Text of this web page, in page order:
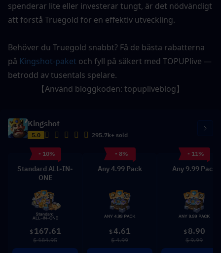
spenderar lite eller investerar tungt, är det nödvändigt
att förstå Truegold för en effektiv utveckling.
Behöver du Truegold snabbt? Få de bästa rabatterna
på Kingshot-paket och fyll på säkert med TOPUPlive —
betrodd av tusentals spelare.
【Använd bloggkoden: topupliveblog】
Kingshot
5.0 295.7k+ sold
- 10%
Standard ALL-IN-
ONE
$ 167.61
$ 184.95
- 8%
Any 4.99 Pack
$4.61
$ 4.99
- 11%
Any 9.99 Pack
$ 8.90
$ 9.99